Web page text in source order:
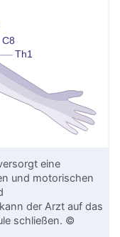
eine
und motorischen
der Arzt auf das
schließen. ©